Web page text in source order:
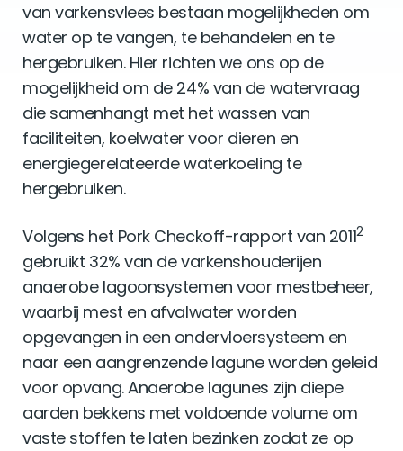
van varkensvlees bestaan mogelijkheden om
water op te vangen, te behandelen en te
hergebruiken. Hier richten we ons op de
mogelijkheid om de 24% van de watervraag
die samenhangt met het wassen van
faciliteiten, koelwater voor dieren en
energiegerelateerde waterkoeling te
hergebruiken.
Volgens het Pork Checkoff-rapport van 20112
gebruikt 32% van de varkenshouderijen
anaerobe lagoonsystemen voor mestbeheer,
waarbij mest en afvalwater worden
opgevangen in een ondervloersysteem en
naar een aangrenzende lagune worden geleid
voor opvang. Anaerobe lagunes zijn diepe
aarden bekkens met voldoende volume om
vaste stoffen te laten bezinken zodat ze op